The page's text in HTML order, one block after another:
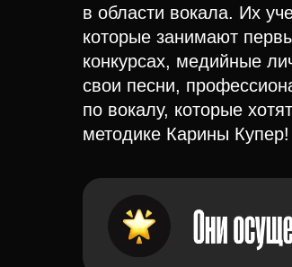
в области вокала. Их
которые занимают
конкурсах, медийные
свои песни,
по вокалу, которые
методике Карины Купер!